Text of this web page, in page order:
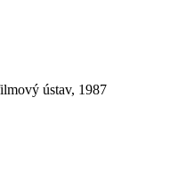
ústav, 1987